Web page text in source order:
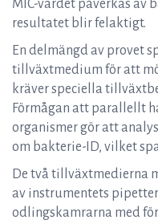
MIC-värdet påverkas av
resultatet blir felaktigt.
En delmängd av provet
tillväxtmedium för att
kräver speciella
Förmågan att parallellt
organismer gör att
om bakterie-ID, vilket
De två tillväxtmedierna
av instrumentets
odlingskamrarna med